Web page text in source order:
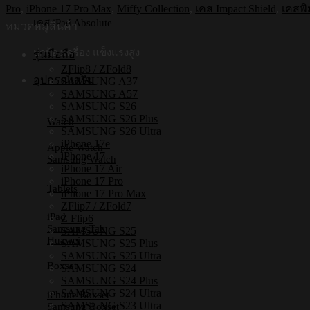
เคส iPad Absolute
ปกป้องเครื่อง แข็งแรงสูง
อุปกรณ์เสริม
Watch
Apple Watch
Samsung Watch
Tablets
iPad
Samsung Tab
Huawei
Boxset
iPhone Boxset
Samsung Boxset
iPhone
[เคส
iPhone17,iPhone16,iPhone15,iPhone14,iPhone13,iPhone12]
ชิ้น
Pro
iPhone 17 Pro Max Miffy Collection เคส Impact Shield
เคส
หมวดหมู่สินค้า
รุ่นมือถือ
ZFlip8 / ZFold8
SAMSUNG A37
SAMSUNG A57
SAMSUNG S26
SAMSUNG S26 Plus
SAMSUNG S26 Ultra
iPhone 17e
iPhone 17
iPhone 17 Air
iPhone 17 Pro
iPhone 17 Pro Max
ZFlip7 / ZFold7
Z Flip6
SAMSUNG S25
SAMSUNG S25 Plus
SAMSUNG S25 Ultra
SAMSUNG S24
SAMSUNG S24 Plus
SAMSUNG S24 Ultra
SAMSUNG S23 Ultra